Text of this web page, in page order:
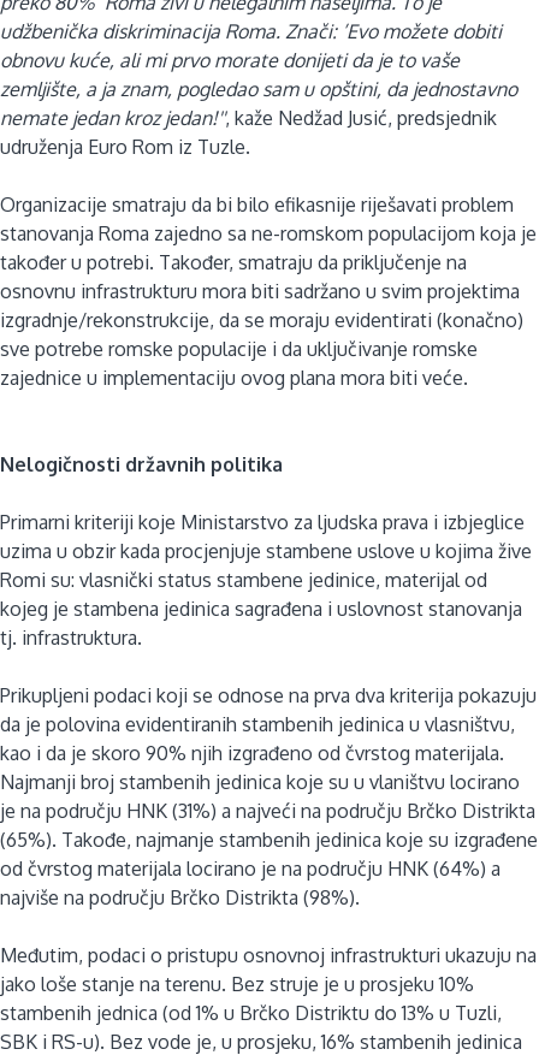
udžbenička diskriminacija Roma. Znači: ’Evo možete dobiti
obnovu kuće, ali mi prvo morate donijeti da je to vaše
zemljište, a ja znam, pogledao sam u opštini, da jednostavno
nemate jedan kroz jedan!'', kaže Nedžad Jusić, predsjednik
udruženja Euro Rom iz Tuzle.
Organizacije smatraju da bi bilo efikasnije riješavati problem
stanovanja Roma zajedno sa ne-romskom populacijom koja je
također u potrebi. Također, smatraju da priključenje na
osnovnu infrastrukturu mora biti sadržano u svim projektima
izgradnje/rekonstrukcije, da se moraju evidentirati (konačno)
sve potrebe romske populacije i da uključivanje romske
zajednice u implementaciju ovog plana mora biti veće.
Nelogičnosti državnih politika
Primarni kriteriji koje Ministarstvo za ljudska prava i izbjeglice
uzima u obzir kada procjenjuje stambene uslove u kojima žive
Romi su: vlasnički status stambene jedinice, materijal od
kojeg je stambena jedinica sagrađena i uslovnost stanovanja
tj. infrastruktura.
Prikupljeni podaci koji se odnose na prva dva kriterija pokazuju
da je polovina evidentiranih stambenih jedinica u vlasništvu,
kao i da je skoro 90% njih izgrađeno od čvrstog materijala.
Najmanji broj stambenih jedinica koje su u vlaništvu locirano
je na području HNK (31%) a najveći na području Brčko Distrikta
(65%). Takođe, najmanje stambenih jedinica koje su izgrađene
od čvrstog materijala locirano je na području HNK (64%) a
najviše na području Brčko Distrikta (98%).
Međutim, podaci o pristupu osnovnoj infrastrukturi ukazuju na
jako loše stanje na terenu. Bez struje je u prosjeku 10%
stambenih jednica (od 1% u Brčko Distriktu do 13% u Tuzli,
SBK i RS-u). Bez vode je, u prosjeku, 16% stambenih jedinica